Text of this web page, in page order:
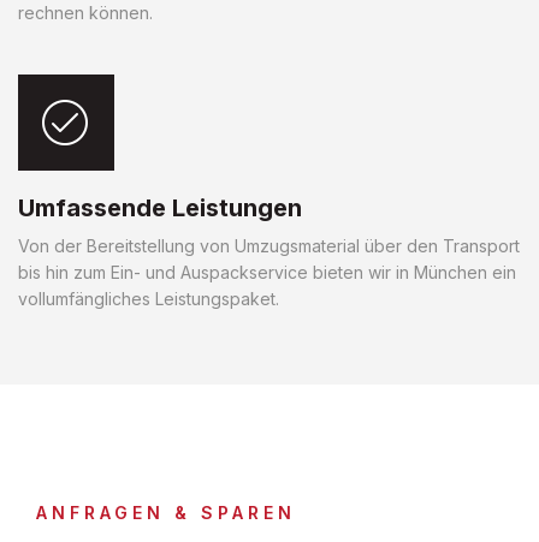
rechnen können.
Umfassende Leistungen
Von der Bereitstellung von Umzugsmaterial über den Transport
bis hin zum Ein- und Auspackservice bieten wir in München ein
vollumfängliches Leistungspaket.
ANFRAGEN & SPAREN